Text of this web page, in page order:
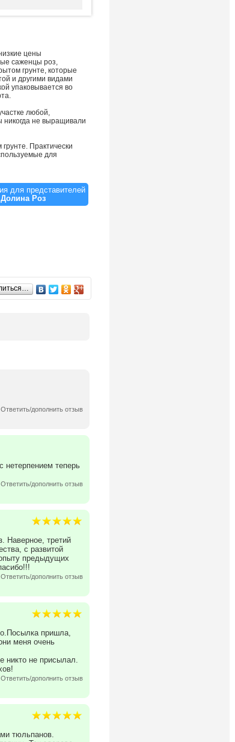
цены
саженцы роз,
грунте, которые
и другими видами
упаковывается во
любой,
никогда не выращивали
Практически
для
роз на вашей клумбе.
многое другое, будет
селекционных
для представителей
Долина Роз
Ответить/дополнить отзыв
теперь
Ответить/дополнить отзыв
Наверное, третий
с развитой
предыдущих
Ответить/дополнить отзыв
пришла,
меня очень
никто не присылал.
Ответить/дополнить отзыв
тюльпанов.